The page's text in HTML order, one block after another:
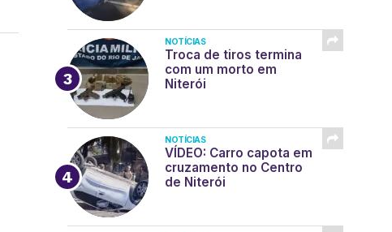
NOTÍCIAS
Troca de tiros termina
com um morto em
Niterói
NOTÍCIAS
VÍDEO: Carro capota em
cruzamento no Centro
de Niterói